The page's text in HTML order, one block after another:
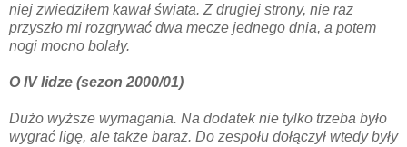
niej zwiedziłem kawał świata. Z drugiej strony, nie raz
przyszło mi rozgrywać dwa mecze jednego dnia, a potem
nogi mocno bolały.
O IV lidze (sezon 2000/01)
Dużo wyższe wymagania. Na dodatek nie tylko trzeba było
wygrać ligę, ale także baraż. Do zespołu dołączył wtedy były